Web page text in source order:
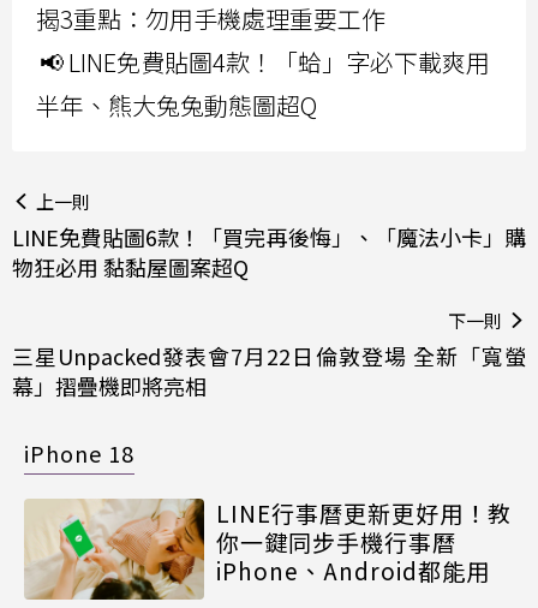
揭3重點：勿用手機處理重要工作
📢 LINE免費貼圖4款！「蛤」字必下載爽用
半年、熊大兔兔動態圖超Q
上一則
LINE免費貼圖6款！「買完再後悔」、「魔法小卡」購
物狂必用 黏黏屋圖案超Q
下一則
三星Unpacked發表會7月22日倫敦登場 全新「寬螢
幕」摺疊機即將亮相
iPhone 18
LINE行事曆更新更好用！教
你一鍵同步手機行事曆
iPhone、Android都能用